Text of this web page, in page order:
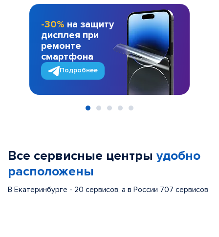
-30% на защиту
дисплея при
ремонте
смартфона
Подробнее
Все сервисные центры удобно
расположены
В Екатеринбурге - 20 сервисов, а в России 707 сервисов